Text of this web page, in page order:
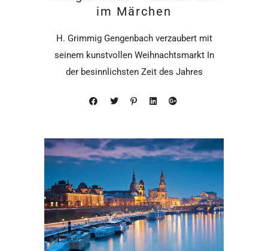
im Märchen
H. Grimmig Gengenbach verzaubert mit
seinem kunstvollen Weihnachtsmarkt In
der besinnlichsten Zeit des Jahres